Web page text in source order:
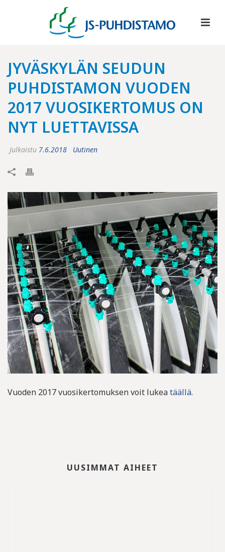
JYVÄSKYLÄN SEUDUN
PUHDISTAMON VUODEN
2017 VUOSIKERTOMUS ON
NYT LUETTAVISSA
Julkaistu 7.6.2018 Uutinen
Vuoden 2017 vuosikertomuksen voit lukeatäällä.
UUSIMMAT AIHEET